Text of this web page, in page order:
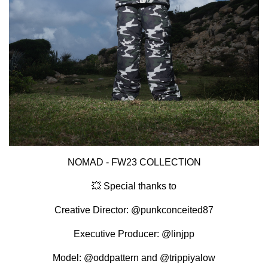
NOMAD - FW23 COLLECTION
💥 Special thanks to
Creative Director: @punkconceited87
Executive Producer: @linjpp
Model: @oddpattern and @trippiyalow